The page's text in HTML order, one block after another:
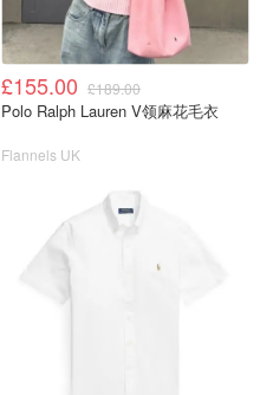
£155.00 £189.00
Polo Ralph Lauren V领麻花毛衣
Flannels UK